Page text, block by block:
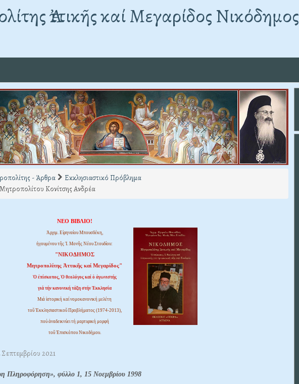
Ἀττικῆς καί Μεγαρίδος Νικόδημος
- Άρθρα
Εκκλησιαστικό Πρόβλημα
Κονίτσης Ανδρέα
ΝΕΟ ΒΙΒΛΙΟ!
Ἀρχιμ. Εἰρηναίου Μπουσδέκη,
ἡγουμένου τῆς Ἱ. Μονῆς Νέου Στουδίου:
"ΝΙΚΟΔΗΜΟΣ
Μητροπολίτης Ἀττικῆς καί Μεγαρίδος"
Ὁ ἐπίσκοπος, Ὁ θεολόγος καί ὁ ἀγωνιστής
γιά τήν κανονική τάξη στήν Ἐκκλησία
Μιά ἱστορική καί νομοκανονική μελέτη
τοῦ Ἐκκλησιαστικοῦ Προβλήματος (1974-2013),
πού ἀναδεικνύει τή μαρτυρική μορφή
τοῦ Ἐπισκόπου Νικοδήμου.
Σεπτεμβρίου 2021
Πληροφόρηση», φύλλο 1, 15 Νοεμβρίου 1998